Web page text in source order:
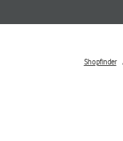
Shopfinder